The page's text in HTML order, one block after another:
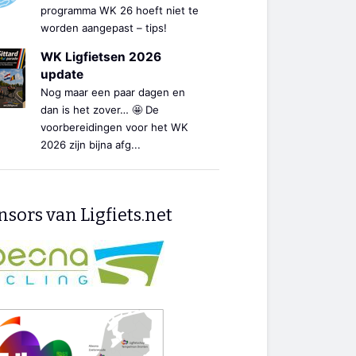
programma WK 26 hoeft niet te
worden aangepast – tips!
WK Ligfietsen 2026
update
Nog maar een paar dagen en
dan is het zover… 🤩 De
voorbereidingen voor het WK
2026 zijn bijna afg...
van Ligfiets.net